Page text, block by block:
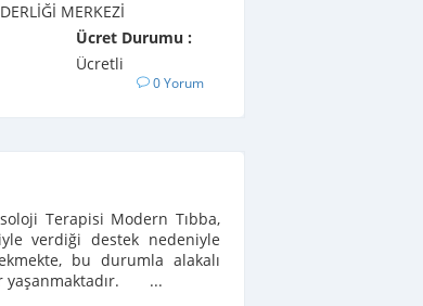
MERKEZİ
Ücret Durumu :
Ücretli
0 Yorum
Terapisi Modern Tıbba,
verdiği destek nedeniyle
bu durumla alakalı
yaşanmaktadır. ...